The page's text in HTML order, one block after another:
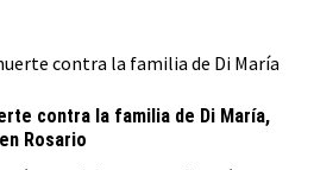
contra la familia de Di María,
Rosario